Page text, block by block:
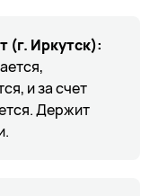
(г. Иркутск):
и за счет
Держит